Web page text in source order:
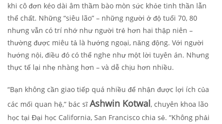
khi cô đơn kéo dài âm thầm bào mòn sức khỏe tinh thần lẫn
thể chất. Những “siêu lão” – những người ở độ tuổi 70, 80
nhưng vẫn có trí nhớ như người trẻ hơn hai thập niên –
thường được miêu tả là hướng ngoại, năng động. Với người
hướng nội, điều đó có thể nghe như một lời tuyên án. Nhưng
thực tế lại nhẹ nhàng hơn – và dễ chịu hơn nhiều.
“Bạn không cần giao tiếp quá nhiều để nhận được lợi ích của
các mối quan hệ,” bác sĩAshwin Kotwal, chuyên khoa lão
học tại Đại học California, San Francisco chia sẻ. “Không phải